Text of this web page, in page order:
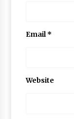
Email*
Website